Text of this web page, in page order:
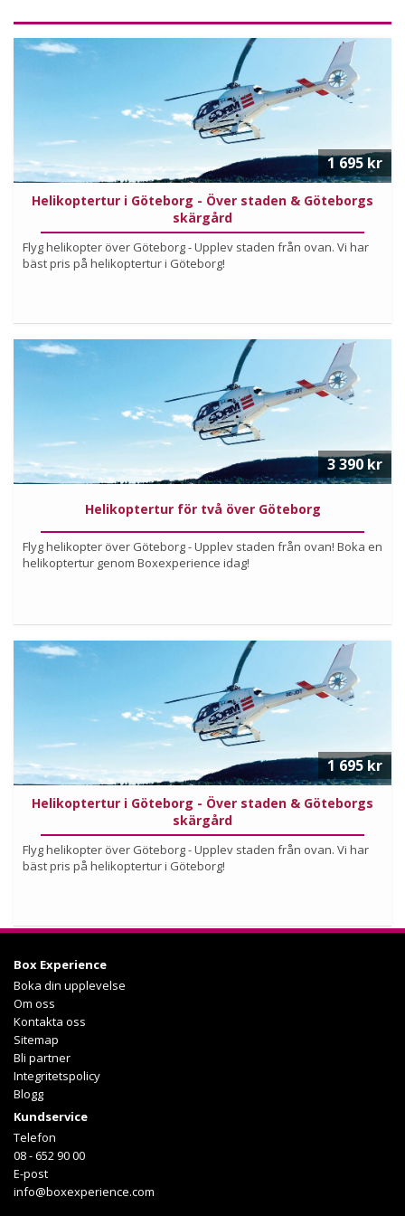
Helikoptertur i Göteborg - Över staden & Göteborgs
skärgård
Flyg helikopter över Göteborg - Upplev staden från ovan. Vi har
bäst pris på helikoptertur i Göteborg!
1 695 kr
Köp
Läs mer om upplevelsen
Helikoptertur för två över Göteborg
Flyg helikopter över Göteborg - Upplev staden från ovan! Boka en
helikoptertur genom Boxexperience idag!
3 390 kr
Köp
Läs mer om upplevelsen
Helikoptertur i Göteborg - Över staden & Göteborgs
skärgård
Flyg helikopter över Göteborg - Upplev staden från ovan. Vi har
bäst pris på helikoptertur i Göteborg!
1 695 kr
Box Experience
Boka din upplevelse
Om oss
Kontakta oss
Sitemap
Bli partner
Integritetspolicy
Blogg
Kundservice
Telefon
08 - 652 90 00
E-post
info@boxexperience.com